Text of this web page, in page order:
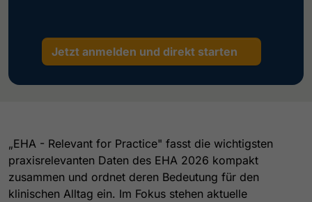
Jetzt anmelden und direkt starten
„EHA - Relevant for Practice" fasst die wichtigsten
praxisrelevanten Daten des EHA 2026 kompakt
zusammen und ordnet deren Bedeutung für den
klinischen Alltag ein. Im Fokus stehen aktuelle